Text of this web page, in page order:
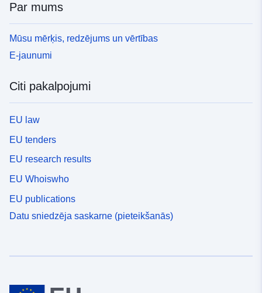
Par mums
Mūsu mērķis, redzējums un vērtības
E-jaunumi
Citi pakalpojumi
EU law
EU tenders
EU research results
EU Whoiswho
EU publications
Datu sniedzēja saskarne (pieteikšanās)